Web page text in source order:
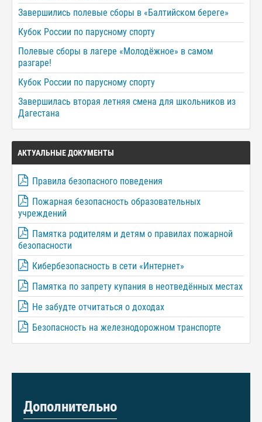
Завершились полевые сборы в «Балтийском береге»
Кубок России по парусному спорту
Полевые сборы в лагере «Молодёжное» в самом
разгаре!
Кубок России по парусному спорту
Завершилась вторая летняя смена для школьников из
Дагестана
АКТУАЛЬНЫЕ ДОКУМЕНТЫ
Правила безопасного поведения
Пожарная безопасность образовательных
учреждений
Памятка родителям и детям о правилах пожарной
безопасности
Кибербезопасность в сети «Интернет»
Памятка по запрету купания в неотведённых местах
Не забудте отчитаться о доходах
Безопасность на железнодорожном транспорте
Дополнительно